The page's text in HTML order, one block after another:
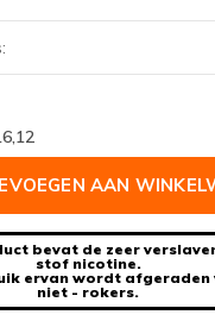
AAN
bevat de zeer
stof nicotine.
ervan wordt afgeraden
niet - rokers.